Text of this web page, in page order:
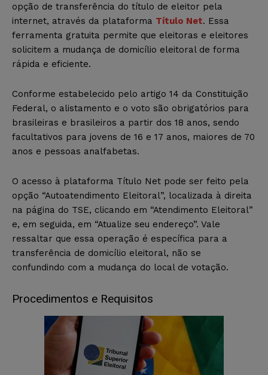
opção de transferência do título de eleitor pela
internet, através da plataforma Título Net. Essa
ferramenta gratuita permite que eleitoras e eleitores
solicitem a mudança de domicílio eleitoral de forma
rápida e eficiente.
Conforme estabelecido pelo artigo 14 da Constituição
Federal, o alistamento e o voto são obrigatórios para
brasileiras e brasileiros a partir dos 18 anos, sendo
facultativos para jovens de 16 e 17 anos, maiores de 70
anos e pessoas analfabetas.
O acesso à plataforma Título Net pode ser feito pela
opção “Autoatendimento Eleitoral”, localizada à direita
na página do TSE, clicando em “Atendimento Eleitoral”
e, em seguida, em “Atualize seu endereço”. Vale
ressaltar que essa operação é específica para a
transferência de domicílio eleitoral, não se
confundindo com a mudança do local de votação.
Procedimentos e Requisitos